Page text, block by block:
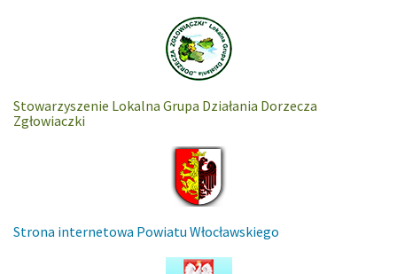
Stowarzyszenie Lokalna Grupa Działania Dorzecza
Zgłowiaczki
Strona internetowa Powiatu Włocławskiego